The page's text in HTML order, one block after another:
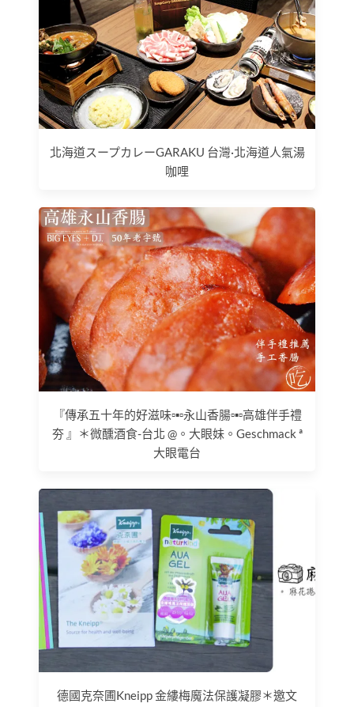
北海道スープカレーGARAKU 台灣·北海道人氣湯
咖哩
『傳承五十年的好滋味▫▪▫永山香腸▫▪▫高雄伴手禮
夯 』＊微醺酒食-台北 @。大眼妹。Geschmack ª
大眼電台
德國克奈圃Kneipp 金縷梅魔法保護凝膠＊邀文